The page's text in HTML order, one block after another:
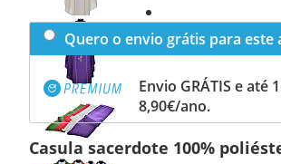
Quero o envio grátis para este
Envio GRÁTIS e até
8,90€/ano.
Casula sacerdote 100%